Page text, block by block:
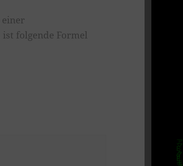
folgende Formel